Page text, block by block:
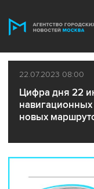
22.07.2023 08:00
Цифра дня 22
навигационных
новых